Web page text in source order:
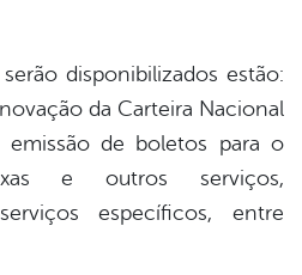
disponibilizados estão:
da Carteira Nacional
emissão de boletos para o
e outros serviços,
específicos, entre